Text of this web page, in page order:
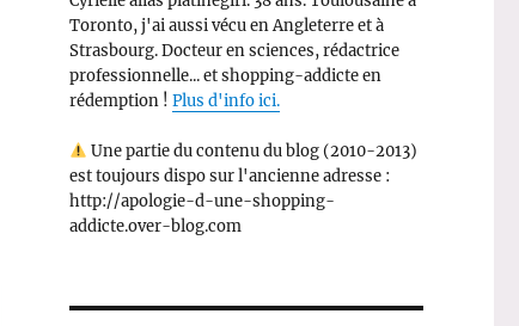
Toronto, j'ai aussi vécu en Angleterre et à
Strasbourg. Docteur en sciences, rédactrice
professionnelle... et shopping-addicte en
rédemption ! Plus d'info ici.
Une partie du contenu du blog (2010-2013)
est toujours dispo sur l'ancienne adresse :
http://apologie-d-une-shopping-
addicte.over-blog.com